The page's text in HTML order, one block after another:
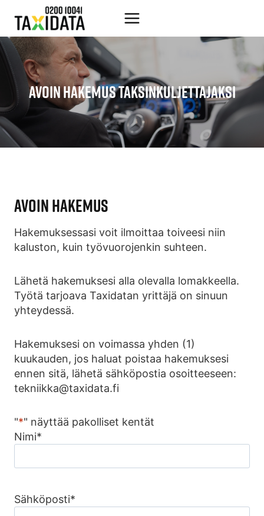
sisältöön
AVOIN HAKEMUS TAKSINKULJETTAJAKSI
AVOIN HAKEMUS
Hakemuksessasi voit ilmoittaa toiveesi niin
kaluston, kuin työvuorojenkin suhteen.
Lähetä hakemuksesi alla olevalla lomakkeella.
Työtä tarjoava Taxidatan yrittäjä on sinuun
yhteydessä.
Hakemuksesi on voimassa yhden (1)
kuukauden, jos haluat poistaa hakemuksesi
ennen sitä, lähetä sähköpostia osoitteeseen:
tekniikka@taxidata.fi
"*" näyttää pakolliset kentät
Nimi*
Sähköposti*